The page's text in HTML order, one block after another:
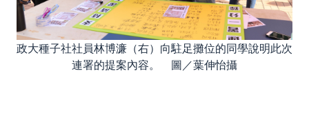
政大種子社社員林博濂（右）向駐足攤位的同學說明此次
連署的提案內容。 圖／葉伸怡攝